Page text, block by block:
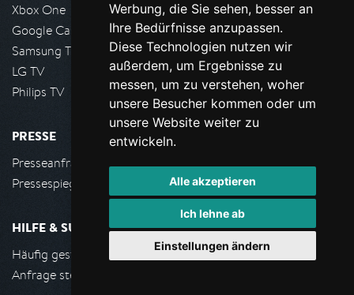
Werbung, die Sie sehen, besser an
Ihre Bedürfnisse anzupassen.
Diese Technologien nutzen wir
außerdem, um Ergebnisse zu
messen, um zu verstehen, woher
unsere Besucher kommen oder um
unsere Website weiter zu
entwickeln.
Alle akzeptieren
Ich lehne ab
Einstellungen ändern
Xbox One
Google Cast
Samsung TV
LG TV
Philips TV
PRESSE
Presseanfrage stellen
Pressespiegel
HILFE & SUPPORT
Häufig gestellte Fragen
Anfrage stellen